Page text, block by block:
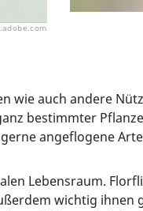
wie auch andere
bestimmter
angeflogene
Lebensraum.
wichtig ihnen